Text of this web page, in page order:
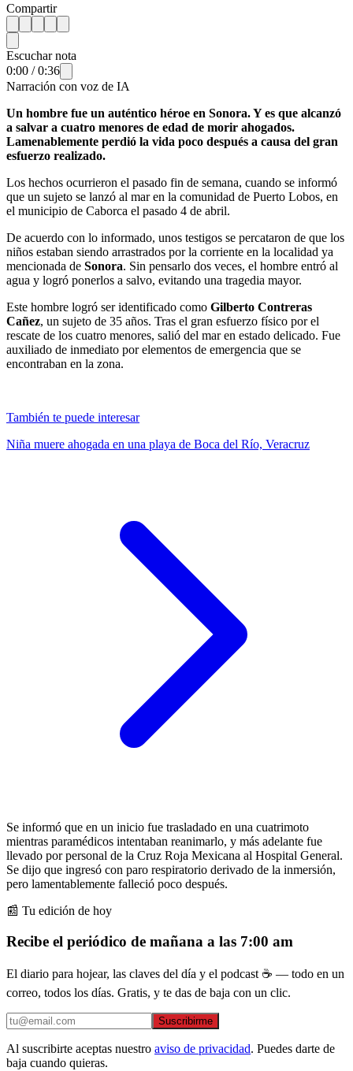
Compartir
Escuchar nota
0:00 /0:36
Narración con voz de IA
Un hombre fue un auténtico héroe en Sonora. Y es que alcanzó
a salvar a cuatro menores de edad de morir ahogados.
Lamenablemente perdió la vida poco después a causa del gran
esfuerzo realizado.
Los hechos ocurrieron el pasado fin de semana, cuando se informó
que un sujeto se lanzó al mar en la comunidad de Puerto Lobos, en
el municipio de Caborca el pasado 4 de abril.
De acuerdo con lo informado, unos testigos se percataron de que los
niños estaban siendo arrastrados por la corriente en la localidad ya
mencionada de Sonora. Sin pensarlo dos veces, el hombre entró al
agua y logró ponerlos a salvo, evitando una tragedia mayor.
Este hombre logró ser identificado como Gilberto Contreras
Cañez, un sujeto de 35 años. Tras el gran esfuerzo físico por el
rescate de los cuatro menores, salió del mar en estado delicado. Fue
auxiliado de inmediato por elementos de emergencia que se
encontraban en la zona.
También te puede interesar
Niña muere ahogada en una playa de Boca del Río, Veracruz
Se informó que en un inicio fue trasladado en una cuatrimoto
mientras paramédicos intentaban reanimarlo, y más adelante fue
llevado por personal de la Cruz Roja Mexicana al Hospital General.
Se dijo que ingresó con paro respiratorio derivado de la inmersión,
pero lamentablemente falleció poco después.
📰 Tu edición de hoy
Recibe el periódico de mañana a las 7:00 am
El diario para hojear, las claves del día y el podcast ☕ — todo en un
correo, todos los días. Gratis, y te das de baja con un clic.
Suscribirme
Al suscribirte aceptas nuestro aviso de privacidad. Puedes darte de
baja cuando quieras.